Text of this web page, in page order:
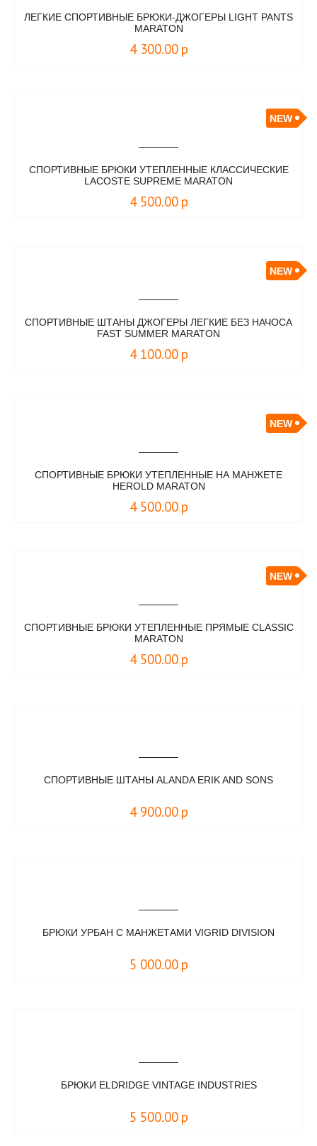
ЛЕГКИЕ СПОРТИВНЫЕ БРЮКИ-ДЖОГЕРЫ LIGHT PANTS
MARATON
4 300.00 р
NEW
СПОРТИВНЫЕ БРЮКИ УТЕПЛЕННЫЕ КЛАССИЧЕСКИЕ
LACOSTE SUPREME MARATON
4 500.00 р
NEW
СПОРТИВНЫЕ ШТАНЫ ДЖОГЕРЫ ЛЕГКИЕ БЕЗ НАЧОСА
FAST SUMMER MARATON
4 100.00 р
NEW
СПОРТИВНЫЕ БРЮКИ УТЕПЛЕННЫЕ НА МАНЖЕТЕ
HEROLD MARATON
4 500.00 р
NEW
СПОРТИВНЫЕ БРЮКИ УТЕПЛЕННЫЕ ПРЯМЫЕ CLASSIC
MARATON
4 500.00 р
СПОРТИВНЫЕ ШТАНЫ ALANDA ERIK AND SONS
4 900.00 р
БРЮКИ УРБАН С МАНЖЕТАМИ VIGRID DIVISION
5 000.00 р
БРЮКИ ELDRIDGE VINTAGE INDUSTRIES
5 500.00 р